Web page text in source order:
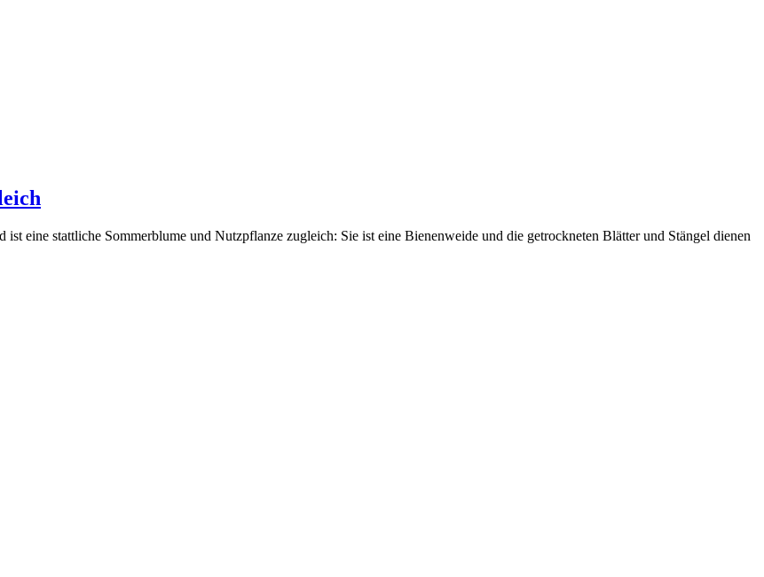
eine stattliche Sommerblume und Nutzpflanze zugleich: Sie ist eine Bienenweide und die getrockneten Blätter und Stängel dienen